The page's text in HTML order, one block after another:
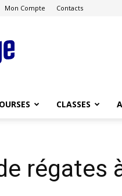
Mon Compte Contacts
CLASSES
régates